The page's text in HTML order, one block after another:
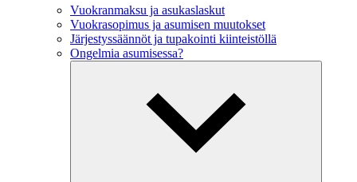
Vuokranmaksu ja asukaslaskut
Vuokrasopimus ja asumisen muutokset
Järjestyssäännöt ja tupakointi kiinteistöllä
Ongelmia asumisessa?